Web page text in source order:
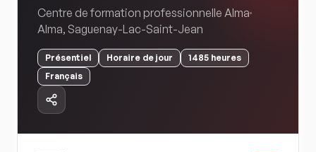
Centre de formation professionnelle Alma
Alma, Saguenay-Lac-Saint-Jean
Présentiel Horaire de jour 1485 heures
Français